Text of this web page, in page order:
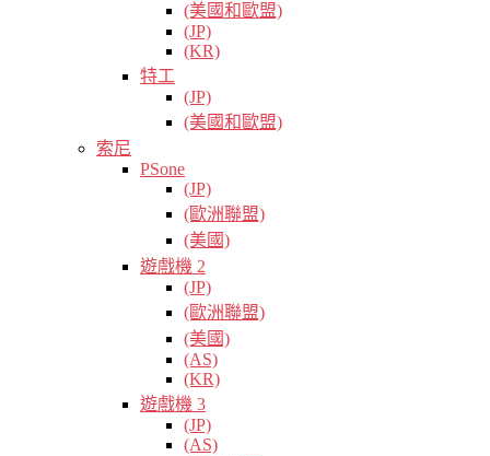
(美國和歐盟)
(JP)
(KR)
特工
(JP)
(美國和歐盟)
索尼
PSone
(JP)
(歐洲聯盟)
(美國)
遊戲機 2
(JP)
(歐洲聯盟)
(美國)
(AS)
(KR)
遊戲機 3
(JP)
(AS)